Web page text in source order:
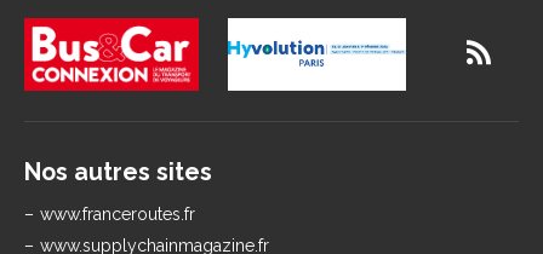
Nos autres sites
www.franceroutes.fr
www.supplychainmagazine.fr